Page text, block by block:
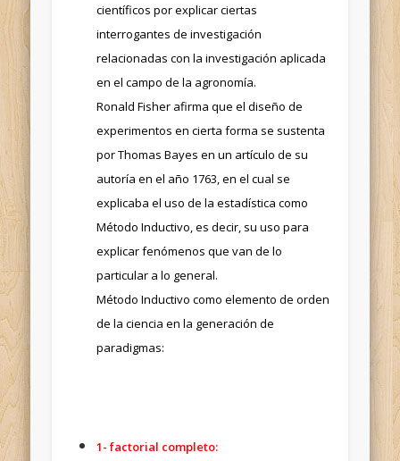
científicos por explicar ciertas
interrogantes de investigación
relacionadas con la investigación aplicada
en el campo de la agronomía.
Ronald Fisher afirma que el diseño de
experimentos en cierta forma se sustenta
por Thomas Bayes en un artículo de su
autoría en el año 1763, en el cual se
explicaba el uso de la estadística como
Método Inductivo, es decir, su uso para
explicar fenómenos que van de lo
particular a lo general.
Método Inductivo como elemento de orden
de la ciencia en la generación de
paradigmas:
1- factorial completo: